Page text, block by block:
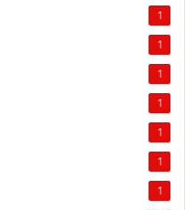
1
1
1
1
1
1
1